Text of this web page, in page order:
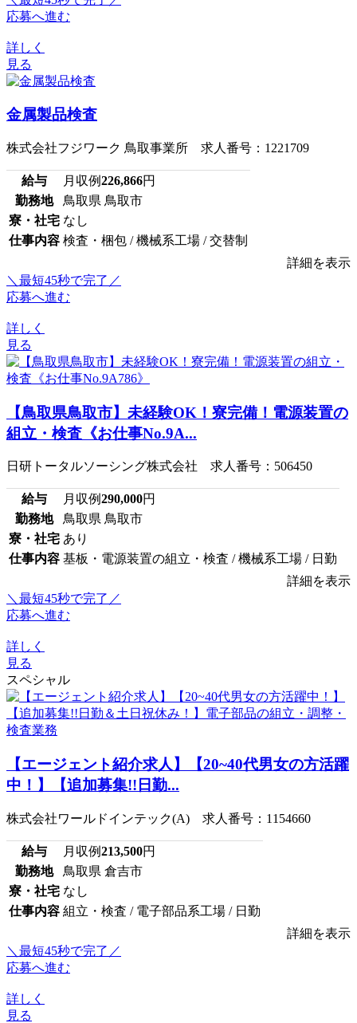
応募へ進む
詳しく
見る
金属製品検査
株式会社フジワーク 鳥取事業所 求人番号：1221709
給与 月収例226,866円
勤務地
鳥取県 鳥取市
寮・社宅 なし
仕事内容 検査・梱包 / 機械系工場 / 交替制
詳細を表示
＼最短45秒で完了／
応募へ進む
詳しく
見る
【鳥取県鳥取市】未経験OK！寮完備！電源装置の
組立・検査《お仕事No.9A...
日研トータルソーシング株式会社 求人番号：506450
給与 月収例290,000円
勤務地
鳥取県 鳥取市
寮・社宅 あり
仕事内容 基板・電源装置の組立・検査 / 機械系工場 / 日勤
詳細を表示
＼最短45秒で完了／
応募へ進む
詳しく
見る
スペシャル
【エージェント紹介求人】【20~40代男女の方活躍
中！】【追加募集!!日勤...
株式会社ワールドインテック(A) 求人番号：1154660
給与 月収例213,500円
勤務地
鳥取県 倉吉市
寮・社宅 なし
仕事内容 組立・検査 / 電子部品系工場 / 日勤
詳細を表示
＼最短45秒で完了／
応募へ進む
詳しく
見る